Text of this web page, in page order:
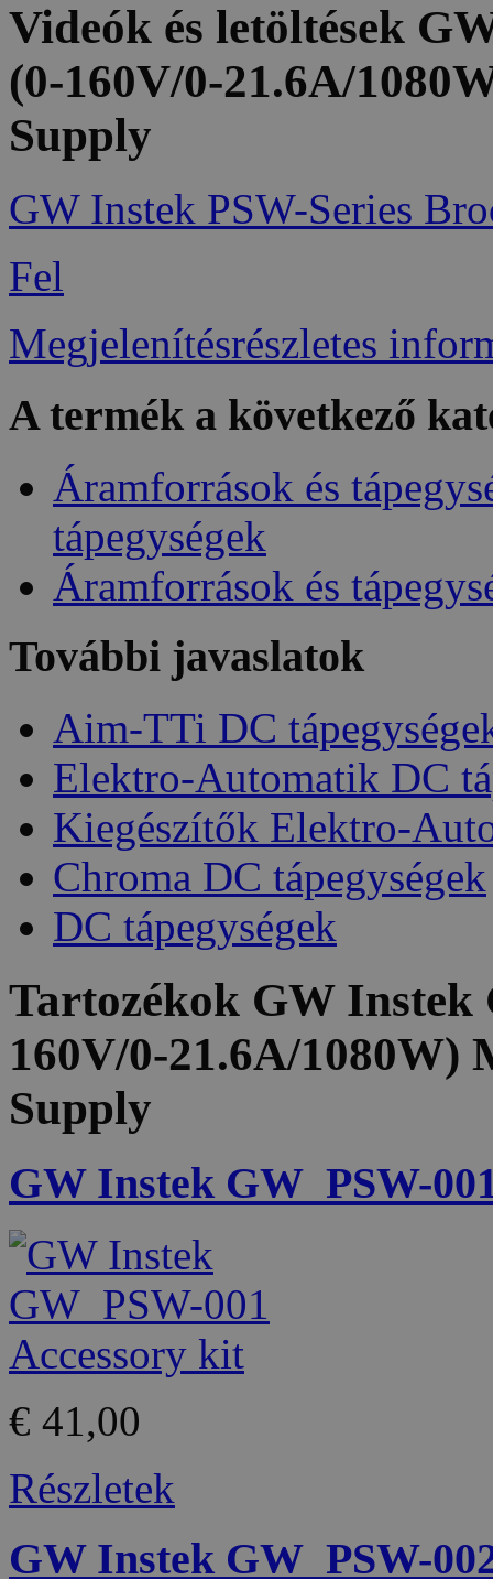
Videók és letöltések
(0-160V/0-21.6A/
Supply
GW Instek PSW-Series
Fel
Megjelenítésrészletes
A termék a következő
Áramforrások és
tápegységek
Áramforrások és
További javaslatok
Aim-TTi DC
Elektro-Automatik DC
Kiegészítők Elektro-
Chroma DC tápegységek
DC tápegységek
Tartozékok GW Instek
160V/0-21.6A/1080W)
Supply
GW Instek GW_PSW-
€ 41,00
Részletek
GW Instek GW_PSW-